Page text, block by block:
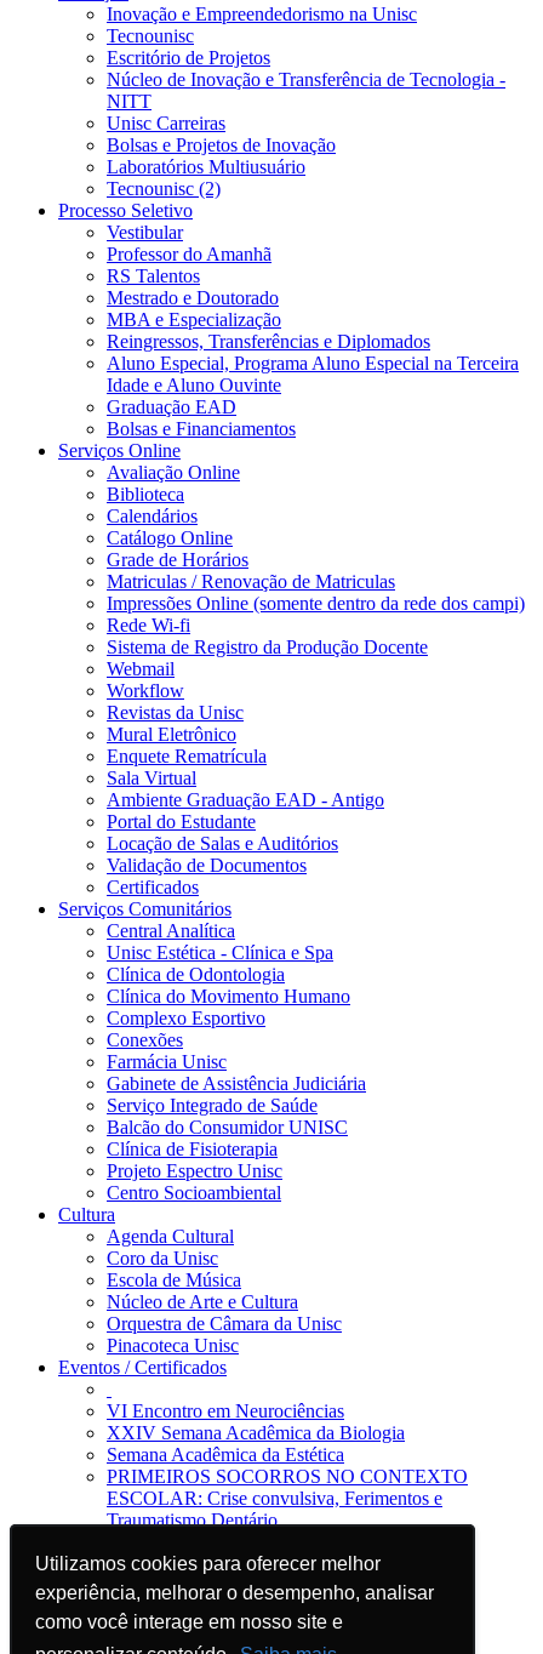
Utilizamos cookies para oferecer melhor
experiência, melhorar o desempenho, analisar
como você interage em nosso site e
Utilizamos cookies para oferecer melhor
experiência, melhorar o desempenho, analisar
como você interage em nosso site e
Inovação e Empreendedorismo na Unisc
Tecnounisc
Escritório de Projetos
Núcleo de Inovação e Transferência de Tecnologia -
NITT
Unisc Carreiras
Bolsas e Projetos de Inovação
Laboratórios Multiusuário
Tecnounisc (2)
Processo Seletivo
Vestibular
Professor do Amanhã
RS Talentos
Mestrado e Doutorado
MBA e Especialização
Reingressos, Transferências e Diplomados
Aluno Especial, Programa Aluno Especial na Terceira
Idade e Aluno Ouvinte
Graduação EAD
Bolsas e Financiamentos
Serviços Online
Avaliação Online
Biblioteca
Calendários
Catálogo Online
Grade de Horários
Matriculas / Renovação de Matriculas
Impressões Online (somente dentro da rede dos campi)
Rede Wi-fi
Sistema de Registro da Produção Docente
Webmail
Workflow
Revistas da Unisc
Mural Eletrônico
Enquete Rematrícula
Sala Virtual
Ambiente Graduação EAD - Antigo
Portal do Estudante
Locação de Salas e Auditórios
Validação de Documentos
Certificados
Serviços Comunitários
Central Analítica
Unisc Estética - Clínica e Spa
Clínica de Odontologia
Clínica do Movimento Humano
Complexo Esportivo
Conexões
Farmácia Unisc
Gabinete de Assistência Judiciária
Serviço Integrado de Saúde
Balcão do Consumidor UNISC
Clínica de Fisioterapia
Projeto Espectro Unisc
Centro Socioambiental
Cultura
Agenda Cultural
Coro da Unisc
Escola de Música
Núcleo de Arte e Cultura
Orquestra de Câmara da Unisc
Pinacoteca Unisc
Eventos / Certificados
VI Encontro em Neurociências
XXIV Semana Acadêmica da Biologia
Semana Acadêmica da Estética
PRIMEIROS SOCORROS NO CONTEXTO
ESCOLAR: Crise convulsiva, Ferimentos e
Traumatismo Dentário
Jornal da Unisc
Notícias
Imprensa
Blog EAD